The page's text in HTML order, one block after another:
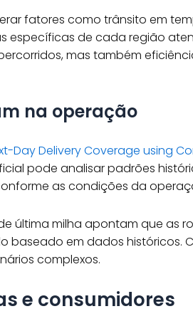
fatores como trânsito em
de cada região
mas também
na operação
Day Delivery Coverage using
pode analisar padrões
as condições da
última milha apontam que as
em dados históricos.
complexos.
e consumidores